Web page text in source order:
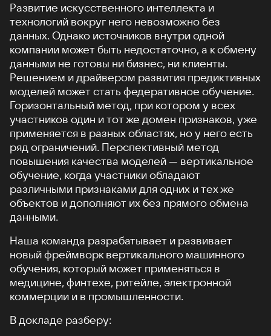
Развитие искусственного интеллекта и
технологий вокруг него невозможно без
данных. Однако источников внутри одной
компании может быть недостаточно, а к обмену
данными не готовы ни бизнес, ни клиенты.
Решением и драйвером развития предиктивных
моделей может стать федеративное обучение.
Горизонтальный метод, при котором у всех
участников один и тот же домен признаков, уже
применяется в разных областях, но у него есть
ряд ограничений. Перспективный метод
повышения качества моделей — вертикальное
обучение, когда участники обладают
различными признаками для одних и тех же
объектов и дополняют их без прямого обмена
данными.
Наша команда разрабатывает и развивает
новый фреймворк вертикального машинного
обучения, который может применяться в
медицине, финтехе, ритейле, электронной
коммерции и в промышленности.
В докладе разберу: